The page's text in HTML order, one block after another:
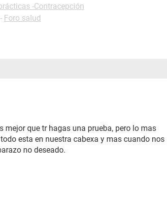
-Contracepción
- Foro salud
mejor que tr hagas una prueba, pero lo mas
esta en nuestra cabexa y mas cuando nos
no deseado.